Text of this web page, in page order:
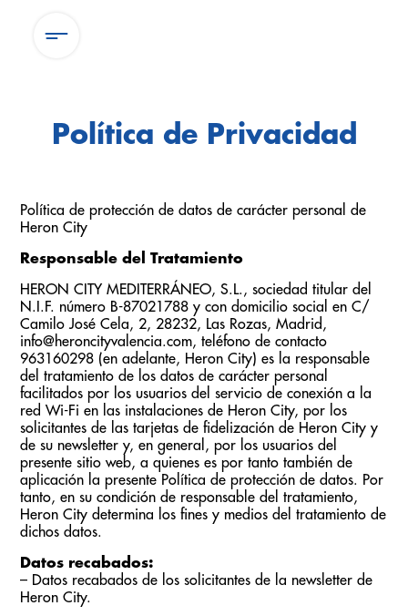
Política de Privacidad
Política de protección de datos de carácter personal de
Heron City
Responsable del Tratamiento
HERON CITY MEDITERRÁNEO, S.L., sociedad titular del
N.I.F. número B-87021788 y con domicilio social en C/
Camilo José Cela, 2, 28232, Las Rozas, Madrid,
info@heroncityvalencia.com, teléfono de contacto
963160298 (en adelante, Heron City) es la responsable
del tratamiento de los datos de carácter personal
facilitados por los usuarios del servicio de conexión a la
red Wi-Fi en las instalaciones de Heron City, por los
solicitantes de las tarjetas de fidelización de Heron City y
de su newsletter y, en general, por los usuarios del
presente sitio web, a quienes es por tanto también de
aplicación la presente Política de protección de datos. Por
tanto, en su condición de responsable del tratamiento,
Heron City determina los fines y medios del tratamiento de
dichos datos.
Datos recabados:
– Datos recabados de los solicitantes de la newsletter de
Heron City.